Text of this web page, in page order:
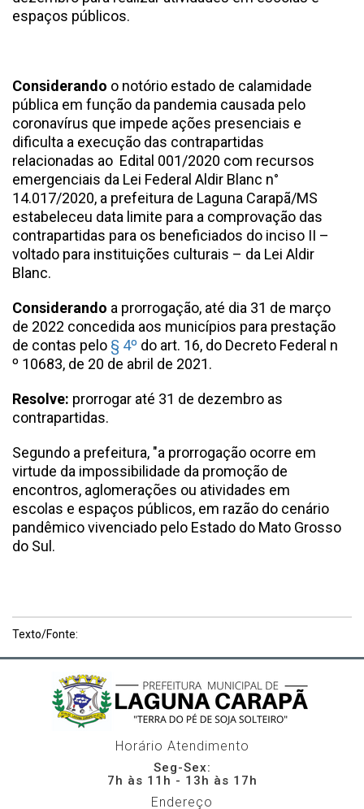
espaços públicos.
Considerando o notório estado de calamidade
pública em função da pandemia causada pelo
coronavírus que impede ações presenciais e
dificulta a execução das contrapartidas
relacionadas ao Edital 001/2020 com recursos
emergenciais da Lei Federal Aldir Blanc n°
14.017/2020, a prefeitura de Laguna Carapã/MS
estabeleceu data limite para a comprovação das
contrapartidas para os beneficiados do inciso II –
voltado para instituições culturais – da Lei Aldir
Blanc.
Considerando a prorrogação, até dia 31 de março
de 2022 concedida aos municípios para prestação
de contas pelo § 4º do art. 16, do Decreto Federal n
º 10683, de 20 de abril de 2021.
Resolve: prorrogar até 31 de dezembro as
contrapartidas.
Segundo a prefeitura, "a prorrogação ocorre em
virtude da impossibilidade da promoção de
encontros, aglomerações ou atividades em
escolas e espaços públicos, em razão do cenário
pandêmico vivenciado pelo Estado do Mato Grosso
do Sul.
Texto/Fonte:
Horário Atendimento
Seg-Sex:
7h às 11h - 13h às 17h
Endereço